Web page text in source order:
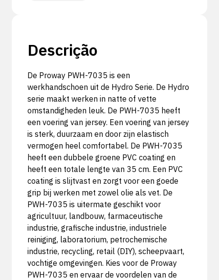
Descrição
De Proway PWH-7035 is een
werkhandschoen uit de Hydro Serie. De Hydro
serie maakt werken in natte of vette
omstandigheden leuk. De PWH-7035 heeft
een voering van jersey. Een voering van jersey
is sterk, duurzaam en door zijn elastisch
vermogen heel comfortabel. De PWH-7035
heeft een dubbele groene PVC coating en
heeft een totale lengte van 35 cm. Een PVC
coating is slijtvast en zorgt voor een goede
grip bij werken met zowel olie als vet. De
PWH-7035 is uitermate geschikt voor
agricultuur, landbouw, farmaceutische
industrie, grafische industrie, industriele
reiniging, laboratorium, petrochemische
industrie, recycling, retail (DIY), scheepvaart,
vochtige omgevingen. Kies voor de Proway
PWH-7035 en ervaar de voordelen van de